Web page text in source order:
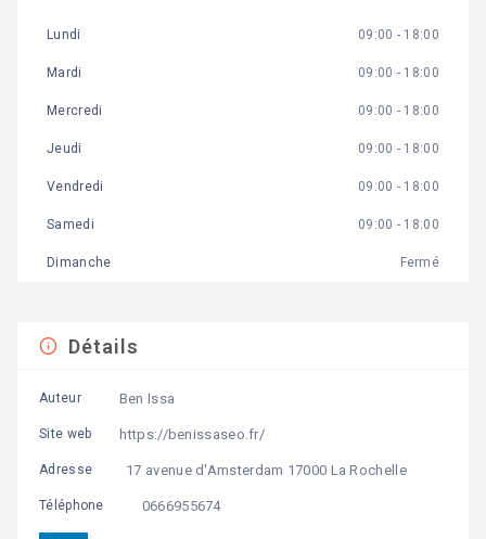
Lundi 09:00 - 18:00
Mardi 09:00 - 18:00
Mercredi 09:00 - 18:00
Jeudi 09:00 - 18:00
Vendredi 09:00 - 18:00
Samedi 09:00 - 18:00
Dimanche Fermé
Détails
Auteur Ben Issa
Site web https://benissaseo.fr/
Adresse 17 avenue d'Amsterdam 17000 La Rochelle
Téléphone 0666955674